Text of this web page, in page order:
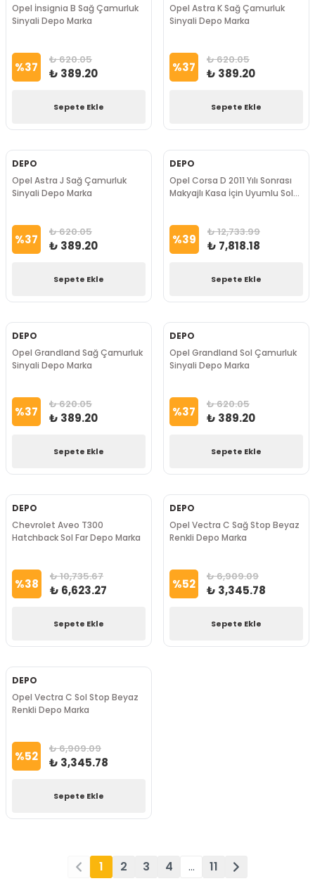
Opel İnsignia B Sağ Çamurluk
Sinyali Depo Marka
%37 ₺ 620.05
₺ 389.20
Sepete Ekle
Opel Astra K Sağ Çamurluk
Sinyali Depo Marka
%37 ₺ 620.05
₺ 389.20
Sepete Ekle
DEPO
Opel Astra J Sağ Çamurluk
Sinyali Depo Marka
%37 ₺ 620.05
₺ 389.20
Sepete Ekle
DEPO
Opel Corsa D 2011 Yılı Sonrası
Makyajlı Kasa İçin Uyumlu Sol
%39 ₺ 12,733.99
₺ 7,818.18
Sepete Ekle
DEPO
Opel Grandland Sağ Çamurluk
Sinyali Depo Marka
%37 ₺ 620.05
₺ 389.20
Sepete Ekle
DEPO
Opel Grandland Sol Çamurluk
Sinyali Depo Marka
%37 ₺ 620.05
₺ 389.20
Sepete Ekle
DEPO
Chevrolet Aveo T300
Hatchback Sol Far Depo Marka
%38 ₺ 10,735.67
₺ 6,623.27
Sepete Ekle
DEPO
Opel Vectra C Sağ Stop Beyaz
Renkli Depo Marka
%52 ₺ 6,909.09
₺ 3,345.78
Sepete Ekle
DEPO
Opel Vectra C Sol Stop Beyaz
Renkli Depo Marka
%52 ₺ 6,909.09
₺ 3,345.78
Sepete Ekle
1 2 3 4 … 11